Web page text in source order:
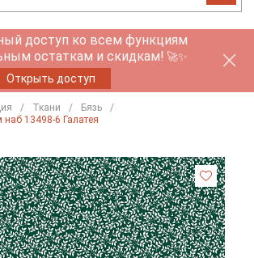
доступ ко всем функциям
остаткам и скидкам! 🚀✨
Открыть доступ
Ткани
Бязь
13498-6 Галатея